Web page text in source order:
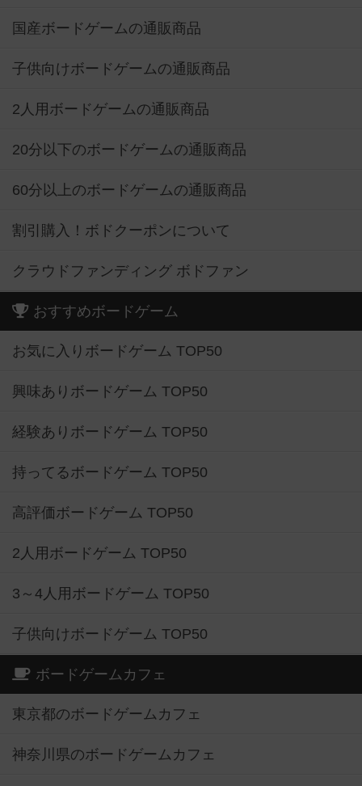
国産ボードゲームの通販商品
子供向けボードゲームの通販商品
2人用ボードゲームの通販商品
20分以下のボードゲームの通販商品
60分以上のボードゲームの通販商品
割引購入！ボドクーポンについて
クラウドファンディング ボドファン
おすすめボードゲーム
お気に入りボードゲーム TOP50
興味ありボードゲーム TOP50
経験ありボードゲーム TOP50
持ってるボードゲーム TOP50
高評価ボードゲーム TOP50
2人用ボードゲーム TOP50
3～4人用ボードゲーム TOP50
子供向けボードゲーム TOP50
ボードゲームカフェ
東京都のボードゲームカフェ
神奈川県のボードゲームカフェ